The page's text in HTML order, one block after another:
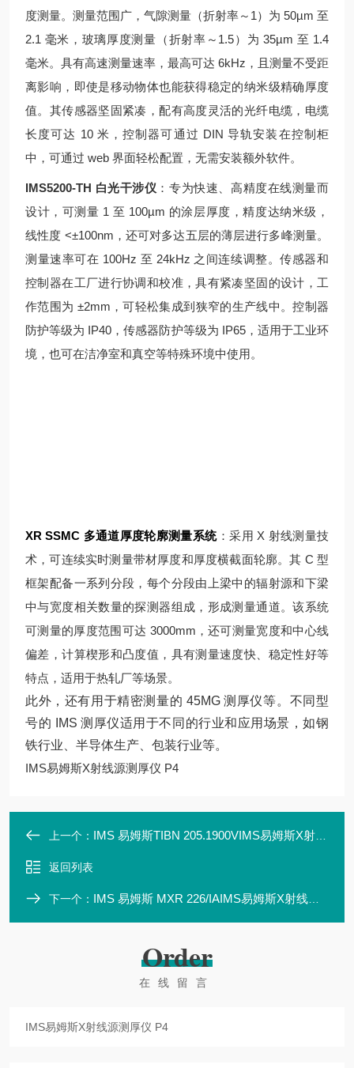
度测量。测量范围广，气隙测量（折射率～1）为 50µm 至
2.1 毫米，玻璃厚度测量（折射率～1.5）为 35µm 至 1.4
毫米。具有高速测量速率，最高可达 6kHz，且测量不受距
离影响，即使是移动物体也能获得稳定的纳米级精确厚度
值。其传感器坚固紧凑，配有高度灵活的光纤电缆，电缆
长度可达 10 米，控制器可通过 DIN 导轨安装在控制柜
中，可通过 web 界面轻松配置，无需安装额外软件。
IMS5200-TH 白光干涉仪 ：专为快速、高精度在线测量而
设计，可测量 1 至 100µm 的涂层厚度，精度达纳米级，
线性度 <±100nm，还可对多达五层的薄层进行多峰测量。
测量速率可在 100Hz 至 24kHz 之间连续调整。传感器和
控制器在工厂进行协调和校准，具有紧凑坚固的设计，工
作范围为 ±2mm，可轻松集成到狭窄的生产线中。控制器
防护等级为 IP40，传感器防护等级为 IP65，适用于工业环
境，也可在洁净室和真空等特殊环境中使用。
XR SSMC 多通道厚度轮廓测量系统：采用 X 射线测量技
术，可连续实时测量带材厚度和厚度横截面轮廓。其 C 型
框架配备一系列分段，每个分段由上梁中的辐射源和下梁
中与宽度相关数量的探测器组成，形成测量通道。该系统
可测量的厚度范围可达 3000mm，还可测量宽度和中心线
偏差，计算楔形和凸度值，具有测量速度快、稳定性好等
特点，适用于热轧厂等场景。
此外，还有用于精密测量的 45MG 测厚仪等。不同型
号的 IMS 测厚仪适用于不同的行业和应用场景，如钢
铁行业、半导体生产、包装行业等。
IMS易姆斯X射线源测厚仪 P4
上一个： IMS 易姆斯TIBN 205.1900VIMS易姆斯X射线源测厚仪 TIBN 205.1900V
返回列表
下一个： IMS 易姆斯 MXR 226/IAIMS易姆斯X射线源测厚仪 MXR 226/IA
Order
在线留言